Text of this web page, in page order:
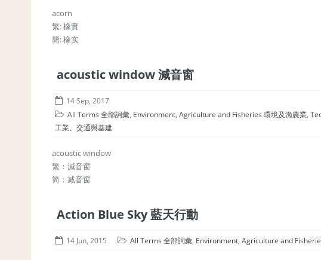
acorn
繁: 橡實
簡: 橡实
acoustic window 減音窗
14 Sep, 2017
All Terms 全部詞彙, Environment, Agriculture and Fisheries 環境及漁農業,
工業、交通與基建
acoustic window
繁：減音窗
简：减音窗
Action Blue Sky 藍天行動
14 Jun, 2015 All Terms 全部詞彙, Environment, Agriculture and